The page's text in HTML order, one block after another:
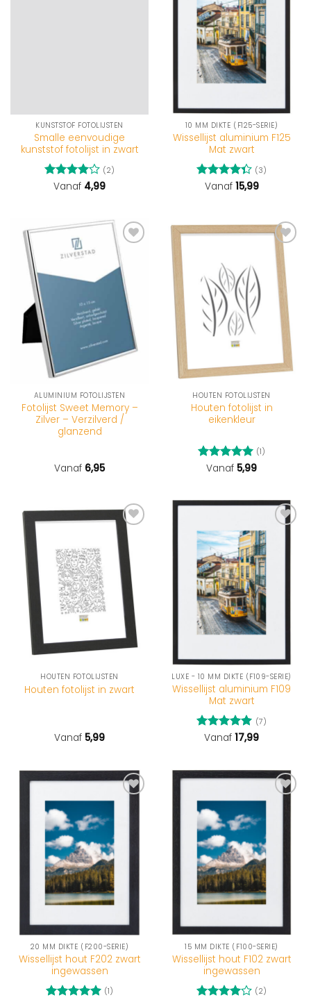
KUNSTSTOF FOTOLIJSTEN
Smalle eenvoudige
kunststof fotolijst in zwart
Gewaardeerd
(2)
Vanaf 4,99
10 MM DIKTE (F125-SERIE)
Wissellijst aluminium F125
Mat zwart
Gewaardeerd
(3)
Vanaf 15,99
ALUMINIUM FOTOLIJSTEN
Fotolijst Sweet Memory –
Zilver – Verzilverd /
glanzend
Vanaf 6,95
HOUTEN FOTOLIJSTEN
Houten fotolijst in
eikenkleur
Gewaardeerd
(1)
Vanaf 5,99
HOUTEN FOTOLIJSTEN
Houten fotolijst in zwart
Vanaf 5,99
LUXE - 10 MM DIKTE (F109-SERIE)
Wissellijst aluminium F109
Mat zwart
Gewaardeerd
(7)
Vanaf 17,99
20 MM DIKTE (F200-SERIE)
Wissellijst hout F202 zwart
ingewassen
(1)
15 MM DIKTE (F100-SERIE)
Wissellijst hout F102 zwart
ingewassen
(2)